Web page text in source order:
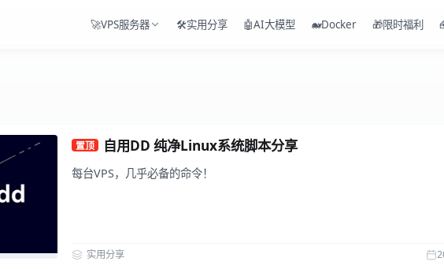
🚀VPS服务器 🛠️实用分享 🤖AI大模型 🐋Docker 🎁限时福利
置顶 自用DD 纯净Linux系统脚本分享
每台VPS，几乎必备的命令！
实用分享